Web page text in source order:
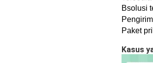
Bsolusi
Paket
Kasus